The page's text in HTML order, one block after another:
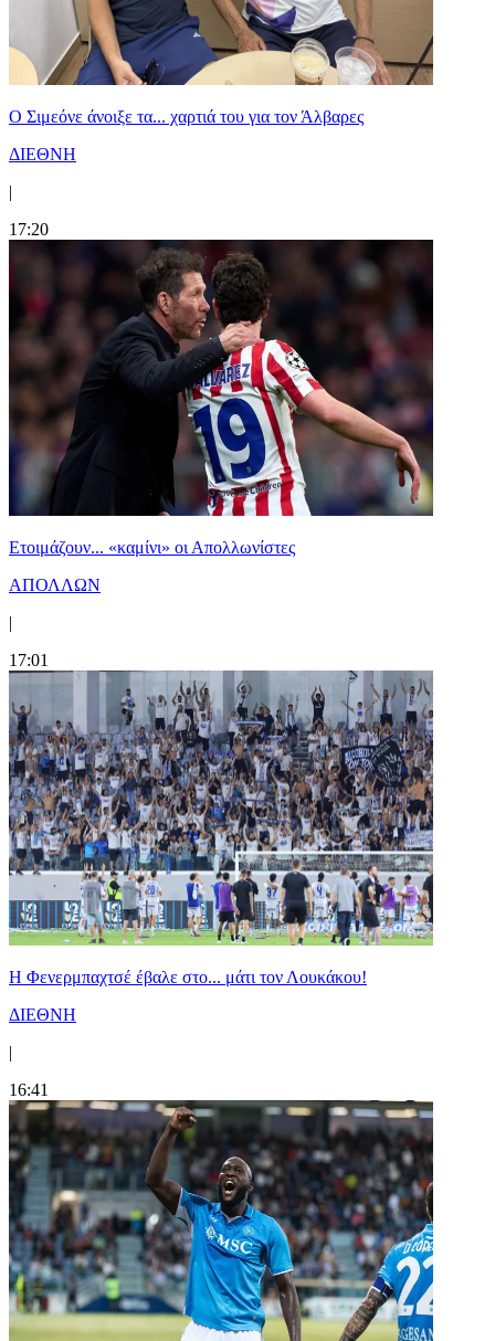
Ο Σιμεόνε άνοιξε τα... χαρτιά του για τον Άλβαρες
ΔΙΕΘΝΗ
|
17:20
Ετοιμάζουν... «καμίνι» οι Απολλωνίστες
ΑΠΟΛΛΩΝ
|
17:01
Η Φενερμπαχτσέ έβαλε στο... μάτι τον Λουκάκου!
ΔΙΕΘΝΗ
|
16:41